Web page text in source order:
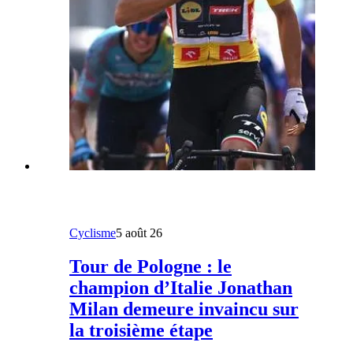
Cyclisme5 août 26
Tour de Pologne : le
champion d’Italie Jonathan
Milan demeure invaincu sur
la troisième étape